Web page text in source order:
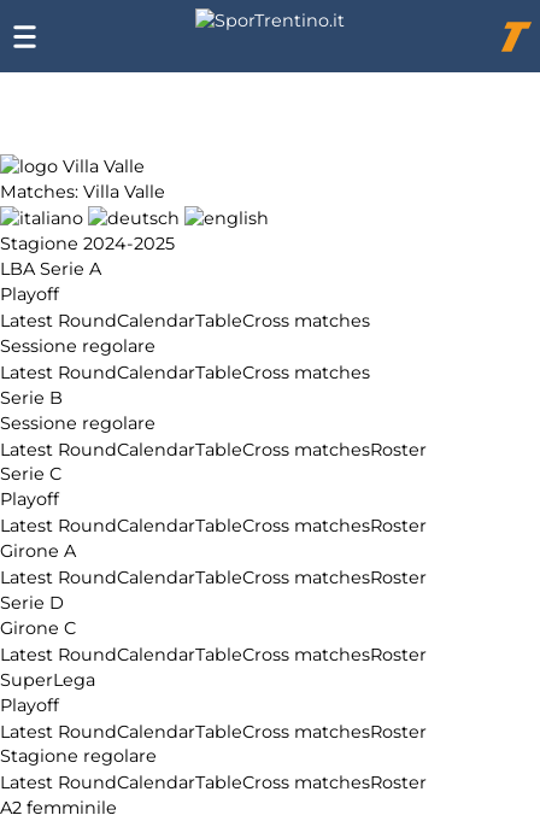
Matches: Villa Valle
Stagione 2024-2025
LBA Serie A
Playoff
Latest RoundCalendarTableCross matches
Sessione regolare
Latest RoundCalendarTableCross matches
Serie B
Sessione regolare
Latest RoundCalendarTableCross matchesRoster
Serie C
Playoff
Latest RoundCalendarTableCross matchesRoster
Girone A
Latest RoundCalendarTableCross matchesRoster
Serie D
Girone C
Latest RoundCalendarTableCross matchesRoster
SuperLega
Playoff
Latest RoundCalendarTableCross matchesRoster
Stagione regolare
Latest RoundCalendarTableCross matchesRoster
A2 femminile
Chi
siamo
Affiliazione